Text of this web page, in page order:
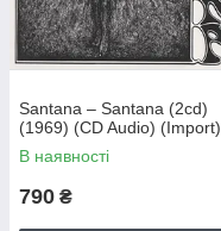
Santana – Santana (2cd)
(1969) (CD Audio) (Import)
В наявності
790 ₴